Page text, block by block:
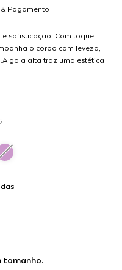
Pagamento
sofisticação. Com toque
o corpo com leveza,
gola alta traz uma estética
versátil e
tamanho.